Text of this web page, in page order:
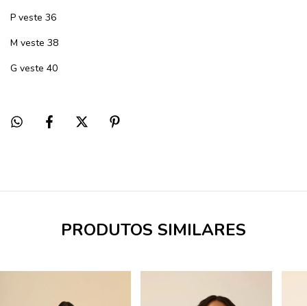
P veste 36
M veste 38
G veste 40
PRODUTOS SIMILARES